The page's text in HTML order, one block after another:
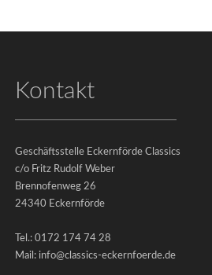
Impressum
|
©
2026
-
Eckernförde
Classics
Kontakt
Geschäftsstelle Eckernförde Classics
c/o Fritz Rudolf Weber
Brennofenweg 26
24340 Eckernförde
Tel.: 0172 174 74 28
Mail: info@classics-eckernfoerde.de